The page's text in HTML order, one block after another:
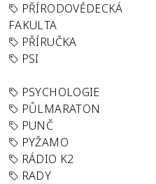
PŘÍRODOVĚDECKÁ
FAKULTA
PŘÍRUČKA
PSI
PSYCHOLOGIE
PŮLMARATON
PUNČ
PYŽAMO
RÁDIO K2
RADY